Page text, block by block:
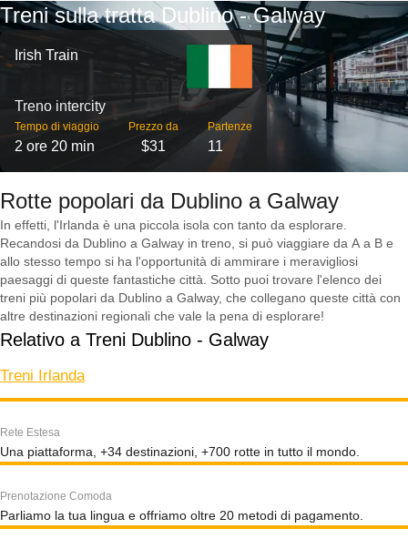
Treni sulla tratta Dublino - Galway
Irish Train
Treno intercity
Tempo di viaggio
2 ore 20 min
Prezzo da
$31
Partenze
11
Rotte popolari da Dublino a Galway
In effetti, l'Irlanda è una piccola isola con tanto da esplorare.
Recandosi da Dublino a Galway in treno, si può viaggiare da A a B e
allo stesso tempo si ha l'opportunità di ammirare i meravigliosi
paesaggi di queste fantastiche città. Sotto puoi trovare l'elenco dei
treni più popolari da Dublino a Galway, che collegano queste città con
altre destinazioni regionali che vale la pena di esplorare!
Relativo a Treni Dublino - Galway
Treni Irlanda
Rete Estesa
Una piattaforma, +34 destinazioni, +700 rotte in tutto il mondo.
Prenotazione Comoda
Parliamo la tua lingua e offriamo oltre 20 metodi di pagamento.